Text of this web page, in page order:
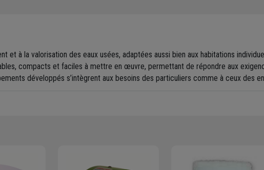
et à la valorisation des eaux usées, adaptées aussi bien aux habitations
compacts et faciles à mettre en œuvre, permettant de répondre aux
développés s’intègrent aux besoins des particuliers comme à ceux des
épuratoire, faible consommation énergétique et encombrement réduit.